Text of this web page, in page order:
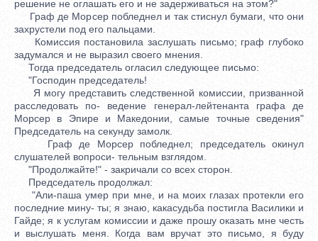
решение не оглашать его и не задерживаться на этом?"
Граф де Морсер побледнел и так стиснул бумаги, что они
захрустели под его пальцами.
Комиссия постановила заслушать письмо; граф глубоко
задумался и не выразил своего мнения.
Тогда председатель огласил следующее письмо:
"Господин председатель!
Я могу представить следственной комиссии, призванной
расследовать по- ведение генерал-лейтенанта графа де
Морсер в Эпире и Македонии, самые точные сведения"
Председатель на секунду замолк.
Граф де Морсер побледнел; председатель окинул
слушателей вопроси- тельным взглядом.
"Продолжайте!" - закричали со всех сторон.
Председатель продолжал:
"Али-паша умер при мне, и на моих глазах протекли его
последние мину- ты; я знаю, какасудьба постигла Василики и
Гайде; я к услугам комиссии и даже прошу оказать мне честь
и выслушать меня. Когда вам вручат это письмо, я буду